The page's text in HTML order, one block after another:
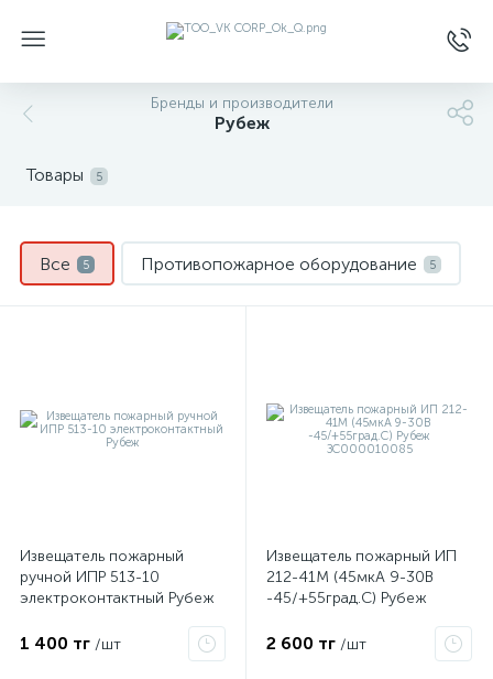
Бренды и производители
Рубеж
Товары 5
Все 5 Противопожарное оборудование 5
Извещатель пожарный
ручной ИПР 513-10
электроконтактный Рубеж
1 400 тг /шт
Извещатель пожарный ИП
212-41М (45мкА 9-30В
-45/+55град.C) Рубеж
2 600 тг /шт